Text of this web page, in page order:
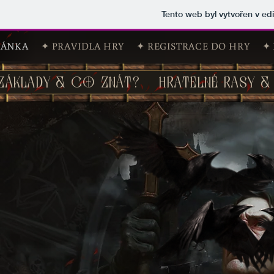
Tento web byl vytvořen v
& CO ZNÁT? HRATELNÉ RASY
✦ PRAVIDLA HRY ✦ REGISTRACE DO HRY ✦